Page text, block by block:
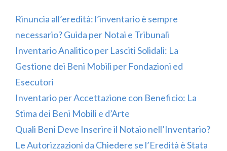
Rinuncia all’eredità: l’inventario è sempre
necessario? Guida per Notai e Tribunali
Inventario Analitico per Lasciti Solidali: La
Gestione dei Beni Mobili per Fondazioni ed
Esecutori
Inventario per Accettazione con Beneficio: La
Stima dei Beni Mobili e d’Arte
Quali Beni Deve Inserire il Notaio nell’Inventario?
Le Autorizzazioni da Chiedere se l’Eredità è Stata